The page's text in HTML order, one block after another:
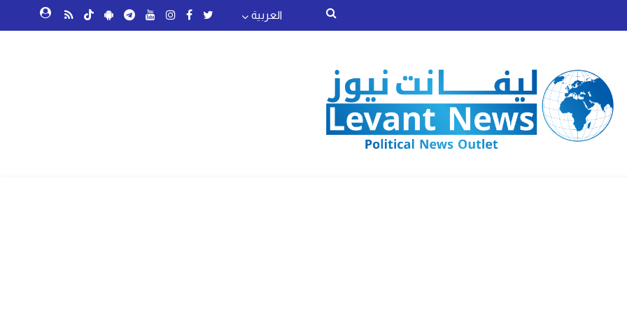
العربية